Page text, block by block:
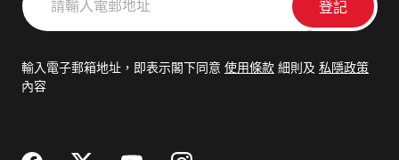
輸
郵
輸入電子郵箱地址，即表示閣下同意 使用條款 細則及 私隱政策
內容